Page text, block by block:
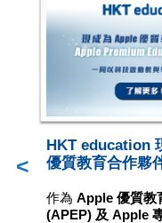
<
HKT education
優質教育合作夥
作為 Apple 優質教
(APEP) 及 Apple